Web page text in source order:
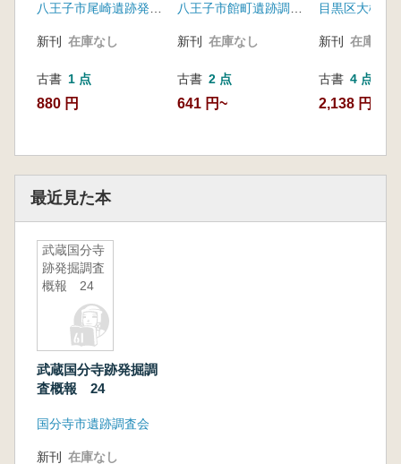
八王子市尾崎遺跡発掘調査団
新刊 在庫なし
古書 1 点
880 円
八王子市館町遺跡調査団
新刊 在庫なし
古書 2 点
641 円~
目黒区大橋遺
新刊 在庫なし
古書 4 点
2,138 円~
最近見た本
武蔵国分寺
跡発掘調査
概報 24
武蔵国分寺跡発掘調
査概報 24
国分寺市遺跡調査会
新刊 在庫なし